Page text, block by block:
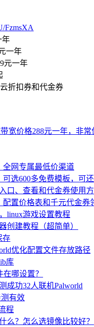
FzmsXA
年
一年
元一年
折扣券和代金券
宽价格288元一年，非常
全网专属最低价渠道
选600多免费模板，可还
口、查看和代金券使用
配置价格表和千元代金券
linux游戏设置教程
创建教程（超简单）
存
优化配置文件存放路径
库
哪设置？
成功32人联机Palworld
测有效
程
么？怎么选镜像比较好？